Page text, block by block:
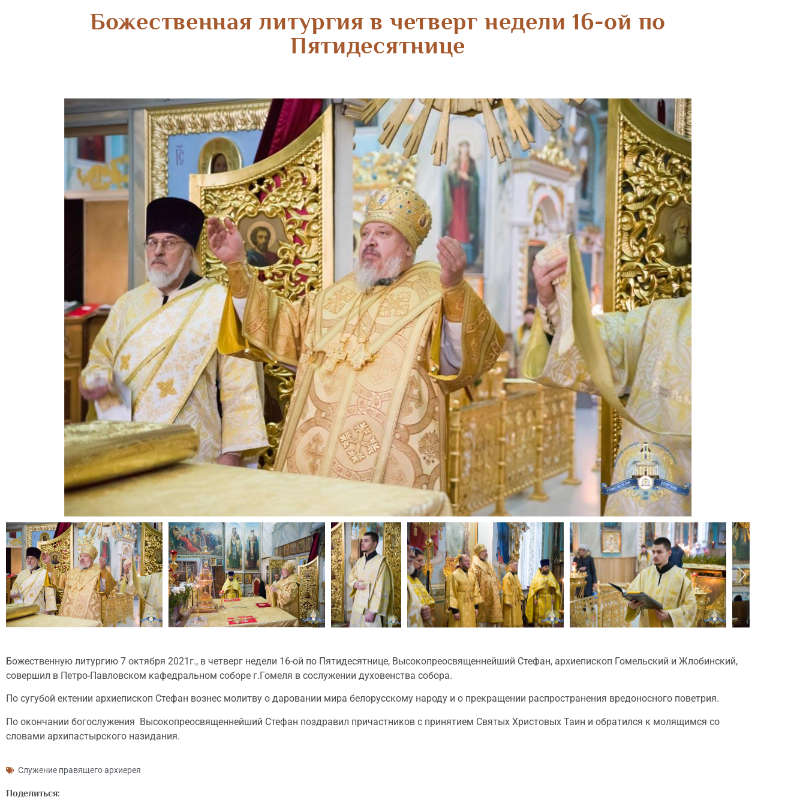
Божественная литургия в четверг недели 16-ой по
Пятидесятнице
Божественную литургию 7 октября 2021г., в четверг недели 16-ой по Пятидесятнице, Высокопреосвященнейший Стефан, архиепископ Гомельский и Жлобинский,
совершил в Петро-Павловском кафедральном соборе г.Гомеля в сослужении духовенства собора.
По сугубой ектении архиепископ Стефан вознес молитву о даровании мира белорусскому народу и о прекращении распространения вредоносного поветрия.
По окончании богослужения Высокопреосвященнейший Стефан поздравил причастников с принятием Святых Христовых Таин и обратился к молящимся со
словами архипастырского назидания.
Служение правящего архиерея
Поделиться: